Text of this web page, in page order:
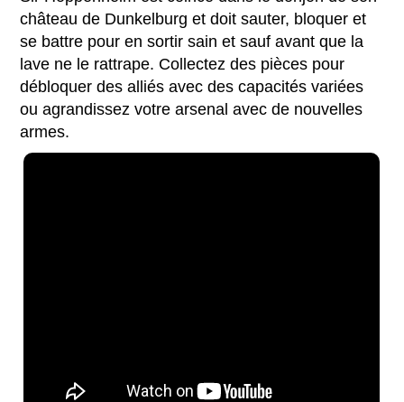
château de Dunkelburg et doit sauter, bloquer et
se battre pour en sortir sain et sauf avant que la
lave ne le rattrape. Collectez des pièces pour
débloquer des alliés avec des capacités variées
ou agrandissez votre arsenal avec de nouvelles
armes.